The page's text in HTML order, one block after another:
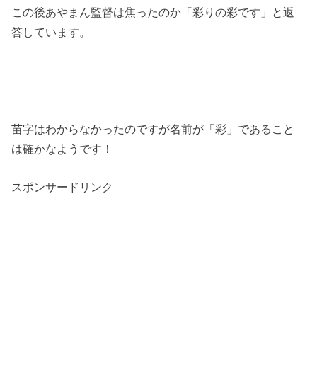
この後あやまん監督は焦ったのか「彩りの彩です」と返
答しています。
苗字はわからなかったのですが名前が「彩」であること
は確かなようです！
スポンサードリンク